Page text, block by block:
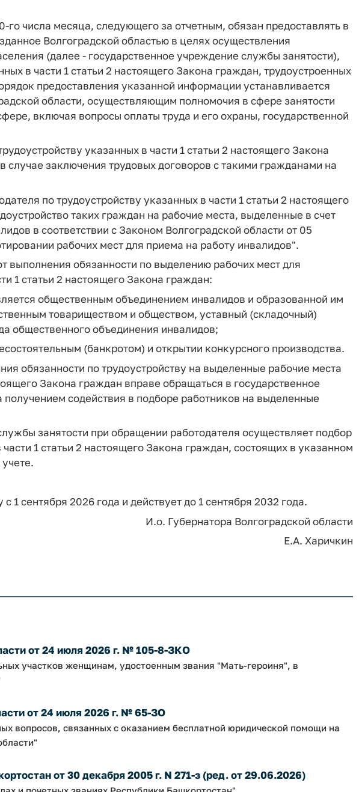
го числа месяца, следующего за отчетным, обязан предоставлять в
Волгоградской областью в целях осуществления
(далее - государственное учреждение службы занятости),
в части 1 статьи 2 настоящего Закона граждан, трудоустроенных
предоставления указанной информации устанавливается
области, осуществляющим полномочия в сфере занятости
включая вопросы оплаты труда и его охраны, государственной
указанных в части 1 статьи 2 настоящего Закона
случае заключения трудовых договоров с такими гражданами на
по трудоустройству указанных в части 1 статьи 2 настоящего
таких граждан на рабочие места, выделенные в счет
в соответствии с Законом Волгоградской области от 05
рабочих мест для приема на работу инвалидов".
выполнения обязанности по выделению рабочих мест для
1 статьи 2 настоящего Закона граждан:
общественным объединением инвалидов и образованной им
товариществом и обществом, уставный (складочный)
общественного объединения инвалидов;
(банкротом) и открытии конкурсного производства.
обязанности по трудоустройству на выделенные рабочие места
Закона граждан вправе обращаться в государственное
содействия в подборе работников на выделенные
занятости при обращении работодателя осуществляет подбор
1 статьи 2 настоящего Закона граждан, состоящих в указанном
с 1 сентября 2026 года и действует до 1 сентября 2032 года.
И.о. Губернатора Волгоградской области
Е.А. Харичкин
от 24 июля 2026 г. № 105-8-ЗКО
участков женщинам, удостоенным звания "Мать-героиня", в
от 24 июля 2026 г. № 65-ЗО
вопросов, связанных с оказанием бесплатной юридической помощи на
от 30 декабря 2005 г. N 271-з (ред. от 29.06.2026)